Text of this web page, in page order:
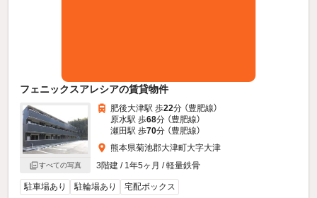
フェニックスアレシアの賃貸物件
すべての写真
肥後大津駅 歩22分 （豊肥線）
原水駅 歩68分 （豊肥線）
瀬田駅 歩70分 （豊肥線）
熊本県菊池郡大津町大字大津
3階建 / 1年5ヶ月 / 軽量鉄骨
駐車場あり 駐輪場あり 宅配ボックス